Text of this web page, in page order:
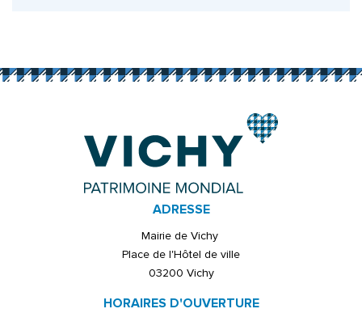
ADRESSE
Mairie de Vichy
Place de l'Hôtel de ville
03200 Vichy
HORAIRES D'OUVERTURE